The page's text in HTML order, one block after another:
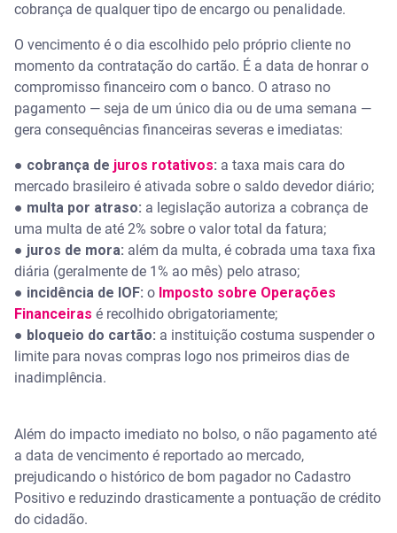
cobrança de qualquer tipo de encargo ou penalidade.
O vencimento é o dia escolhido pelo próprio cliente no
momento da contratação do cartão. É a data de honrar o
compromisso financeiro com o banco. O atraso no
pagamento — seja de um único dia ou de uma semana —
gera consequências financeiras severas e imediatas:
● cobrança de juros rotativos: a taxa mais cara do
mercado brasileiro é ativada sobre o saldo devedor diário;
● multa por atraso: a legislação autoriza a cobrança de
uma multa de até 2% sobre o valor total da fatura;
● juros de mora: além da multa, é cobrada uma taxa fixa
diária (geralmente de 1% ao mês) pelo atraso;
● incidência de IOF: o Imposto sobre Operações
Financeiras é recolhido obrigatoriamente;
● bloqueio do cartão: a instituição costuma suspender o
limite para novas compras logo nos primeiros dias de
inadimplência.
Além do impacto imediato no bolso, o não pagamento até
a data de vencimento é reportado ao mercado,
prejudicando o histórico de bom pagador no Cadastro
Positivo e reduzindo drasticamente a pontuação de crédito
do cidadão.